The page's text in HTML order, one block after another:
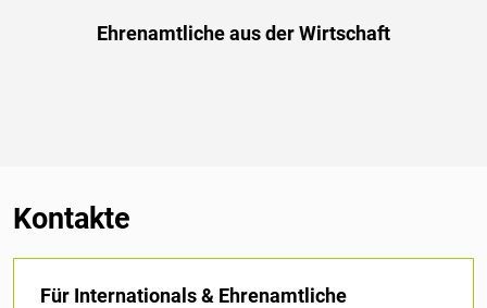
Ehrenamtliche aus der Wirtschaft
Kontakte
Für Internationals & Ehrenamtliche